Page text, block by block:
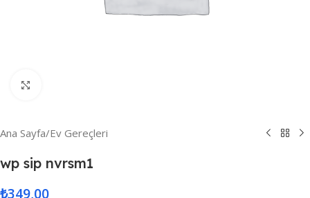
Ana Sayfa/Ev Gereçleri
wp sip nvrsm1
₺349,00